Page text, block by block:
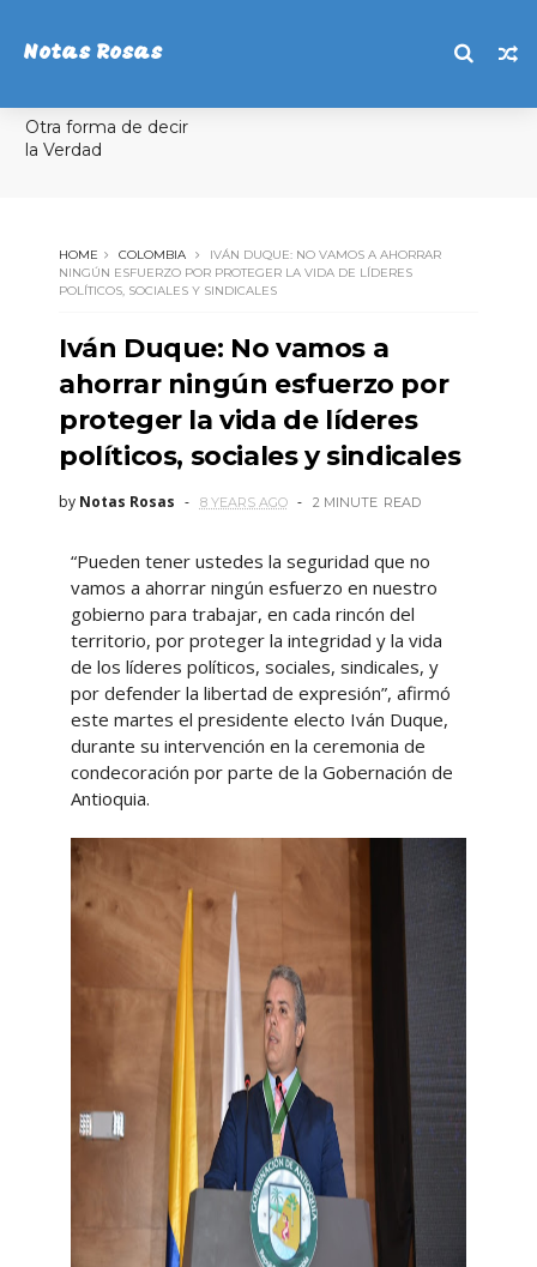
Notas Rosas
Otra forma de decir
la Verdad
HOME COLOMBIA
IVÁN DUQUE: NO VAMOS A AHORRAR
NINGÚN ESFUERZO POR PROTEGER LA VIDA DE LÍDERES
POLÍTICOS, SOCIALES Y SINDICALES
Iván Duque: No vamos a
ahorrar ningún esfuerzo por
proteger la vida de líderes
políticos, sociales y sindicales
by Notas Rosas 8 YEARS AGO 2 MINUTE READ
“Pueden tener ustedes la seguridad que no
vamos a ahorrar ningún esfuerzo en nuestro
gobierno para trabajar, en cada rincón del
territorio, por proteger la integridad y la vida
de los líderes políticos, sociales, sindicales, y
por defender la libertad de expresión”, afirmó
este martes el presidente electo Iván Duque,
durante su intervención en la ceremonia de
condecoración por parte de la Gobernación de
Antioquia.